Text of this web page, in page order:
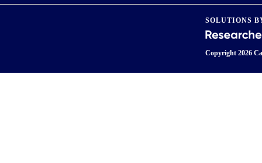
SOLUTIONS
Copyright 2026